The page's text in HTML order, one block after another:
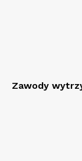
Zawody